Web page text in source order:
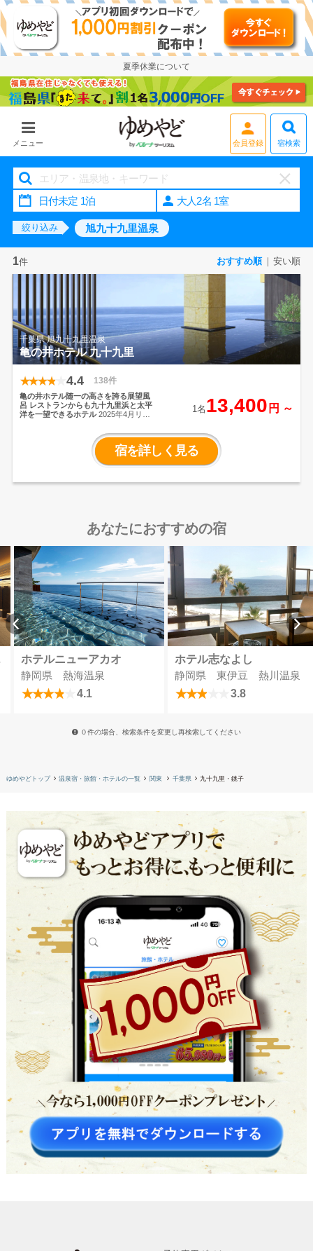
夏季休業について
メニュー 会員登録 宿検索
大人2名 1室
絞り込み 旭九十九里温泉
1件 おすすめ順 安い順
千葉県 旭九十九里温泉
亀の井ホテル 九十九里
4.4 138件
亀の井ホテル随一の高さを誇る展望風
呂 レストランからも九十九里浜と太平
洋を一望できるホテル2025年4月リニ
オーシャンビューで九十九里浜と太平
洋の景色に癒される温泉リゾートホテ
地元の新鮮な魚介を中心としたおい
しい自慢のお料理を、雄大な太平洋の
1名 13,400 円 ～
宿を詳しく見る
あなたにおすすめの宿
パ
ホテルニューアカオ
静岡県 熱海温泉
4.1
ホテル志なよし
静岡県 東伊豆 熱川温泉
3.8
０件の場合、検索条件を変更し再検索してください
ゆめやどトップ 温泉宿・旅館・ホテルの一覧 関東 千葉県 九十九里・銚子